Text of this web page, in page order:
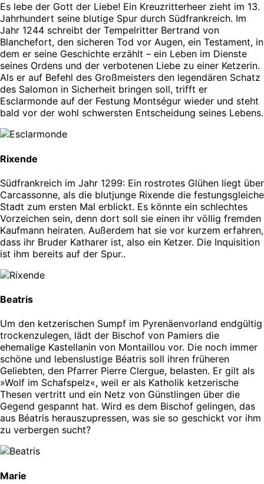
Es lebe der Gott der Liebe! Ein Kreuzritterheer zieht im 13.
Jahrhundert seine blutige Spur durch Südfrankreich. Im
Jahr 1244 schreibt der Tempelritter Bertrand von
Blanchefort, den sicheren Tod vor Augen, ein Testament, in
dem er seine Geschichte erzählt – ein Leben im Dienste
seines Ordens und der verbotenen Liebe zu einer Ketzerin.
Als er auf Befehl des Großmeisters den legendären Schatz
des Salomon in Sicherheit bringen soll, trifft er
Esclarmonde auf der Festung Montségur wieder und steht
bald vor der wohl schwersten Entscheidung seines Lebens.
Rixende
Südfrankreich im Jahr 1299: Ein rostrotes Glühen liegt über
Carcassonne, als die blutjunge Rixende die festungsgleiche
Stadt zum ersten Mal erblickt. Es könnte ein schlechtes
Vorzeichen sein, denn dort soll sie einen ihr völlig fremden
Kaufmann heiraten. Außerdem hat sie vor kurzem erfahren,
dass ihr Bruder Katharer ist, also ein Ketzer. Die Inquisition
ist ihm bereits auf der Spur..
Beatris
Um den ketzerischen Sumpf im Pyrenäenvorland endgültig
trockenzulegen, lädt der Bischof von Pamiers die
ehemalige Kastellanin von Montaillou vor. Die noch immer
schöne und lebenslustige Béatris soll ihren früheren
Geliebten, den Pfarrer Pierre Clergue, belasten. Er gilt als
»Wolf im Schafspelz«, weil er als Katholik ketzerische
Thesen vertritt und ein Netz von Günstlingen über die
Gegend gespannt hat. Wird es dem Bischof gelingen, das
aus Béatris herauszupressen, was sie so geschickt vor ihm
zu verbergen sucht?
Marie